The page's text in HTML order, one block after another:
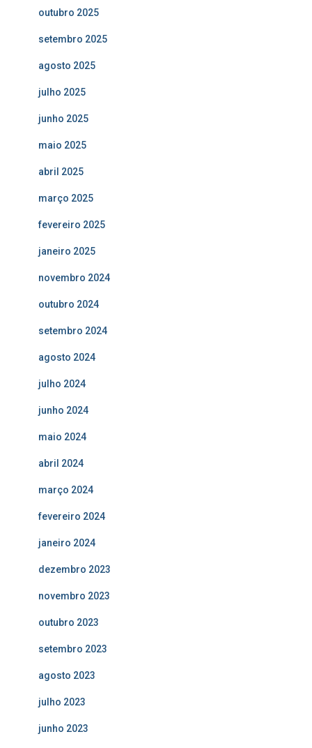
outubro 2025
setembro 2025
agosto 2025
julho 2025
junho 2025
maio 2025
abril 2025
março 2025
fevereiro 2025
janeiro 2025
novembro 2024
outubro 2024
setembro 2024
agosto 2024
julho 2024
junho 2024
maio 2024
abril 2024
março 2024
fevereiro 2024
janeiro 2024
dezembro 2023
novembro 2023
outubro 2023
setembro 2023
agosto 2023
julho 2023
junho 2023